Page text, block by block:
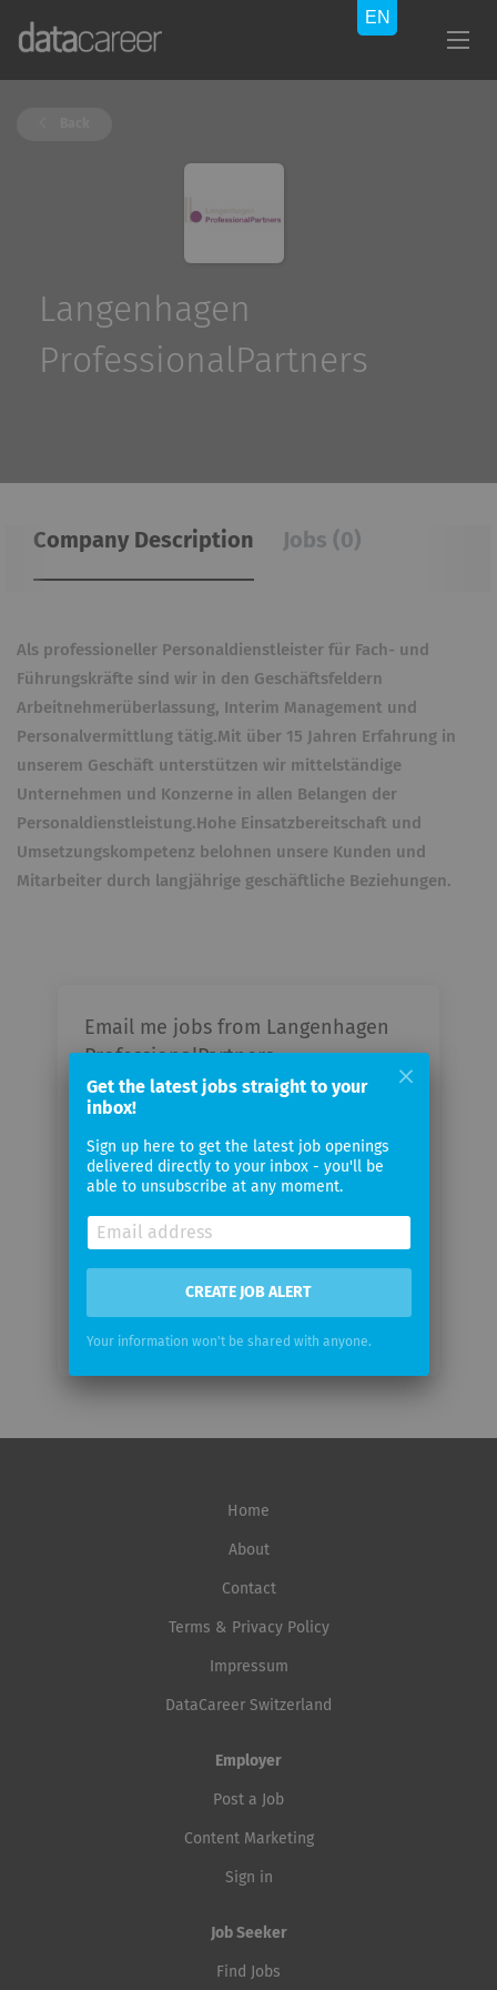
Langenhagen
ProfessionalPartners
Company Description Jobs (0)
Als professioneller Personaldienstleister für Fach- und
Führungskräfte sind wir in den Geschäftsfeldern
Arbeitnehmerüberlassung, Interim Management und
Personalvermittlung tätig.Mit über 15 Jahren Erfahrung in
unserem Geschäft unterstützen wir mittelständige
Unternehmen und Konzerne in allen Belangen der
Personaldienstleistung.Hohe Einsatzbereitschaft und
Umsetzungskompetenz belohnen unsere Kunden und
Mitarbeiter durch langjährige geschäftliche Beziehungen.
Email me jobs from Langenhagen
ProfessionalPartners
Your
email
frequency
Home
About
Contact
Terms & Privacy Policy
Impressum
DataCareer Switzerland
Employer
Post a Job
Content Marketing
Sign in
Job Seeker
Find Jobs
Get the latest jobs straight to your
inbox!
Sign up here to get the latest job openings
delivered directly to your inbox - you'll be
able to unsubscribe at any moment.
CREATE JOB ALERT
Your information won't be shared with anyone.